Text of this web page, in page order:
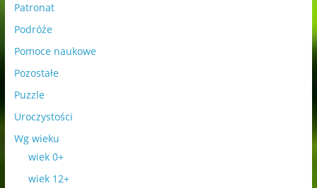
Patronat
Podróże
Pomoce naukowe
Pozostałe
Puzzle
Uroczystości
Wg wieku
wiek 0+
wiek 12+